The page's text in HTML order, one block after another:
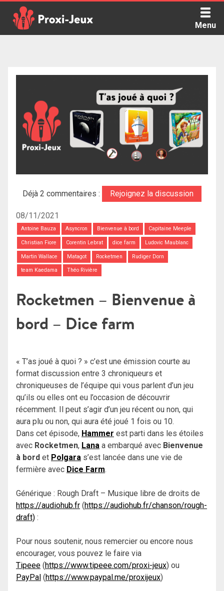
content
Menu
Déjà 2 commentaires : Rejoignez la discussion
08/11/2021
Antoine Bauza Asyncron Bienvenue à bord Capitaine Meeple
Christian Fiore Corentin Lebrat dice farm Ludovic Maublanc
Martin Wallace Matagot Rocketmen Rudiger Dorn
team Kaedama Théo Rivière
Rocketmen – Bienvenue à
bord – Dice farm
« T’as joué à quoi ? » c’est une émission courte au
format discussion entre 3 chroniqueurs et
chroniqueuses de l’équipe qui vous parlent d’un jeu
qu’ils ou elles ont eu l’occasion de découvrir
récemment. Il peut s’agir d’un jeu récent ou non, qui
aura plu ou non, qui aura été joué 1 fois ou 10.
Dans cet épisode, Hammer est parti dans les étoiles
avec Rocketmen, Lana a embarqué avec Bienvenue
à bord et Polgara s’est lancée dans une vie de
fermière avec Dice Farm.
Générique : Rough Draft – Musique libre de droits de
https://audiohub.fr (https://audiohub.fr/chanson/rough-
draft) :
Pour nous soutenir, nous remercier ou encore nous
encourager, vous pouvez le faire via
Tipeee (https://www.tipeee.com/proxi-jeux) ou
PayPal (https://www.paypal.me/proxijeux)